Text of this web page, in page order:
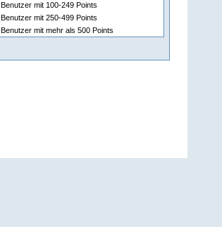
Benutzer mit 100-249 Points
Benutzer mit 250-499 Points
Benutzer mit mehr als 500 Points